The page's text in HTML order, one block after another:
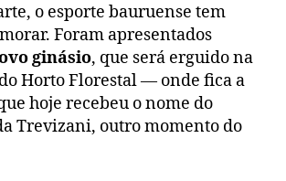
o esporte bauruense tem
Foram apresentados
ginásio, que será erguido na
Horto Florestal — onde fica a
hoje recebeu o nome do
Trevizani, outro momento do